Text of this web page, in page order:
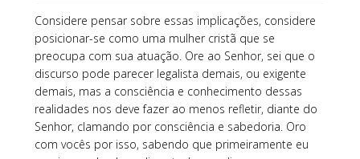
Considere pensar sobre essas implicações, considere
posicionar-se como uma mulher cristã que se
preocupa com sua atuação. Ore ao Senhor, sei que o
discurso pode parecer legalista demais, ou exigente
demais, mas a consciência e conhecimento dessas
realidades nos deve fazer ao menos refletir, diante do
Senhor, clamando por consciência e sabedoria. Oro
com vocês por isso, sabendo que primeiramente eu